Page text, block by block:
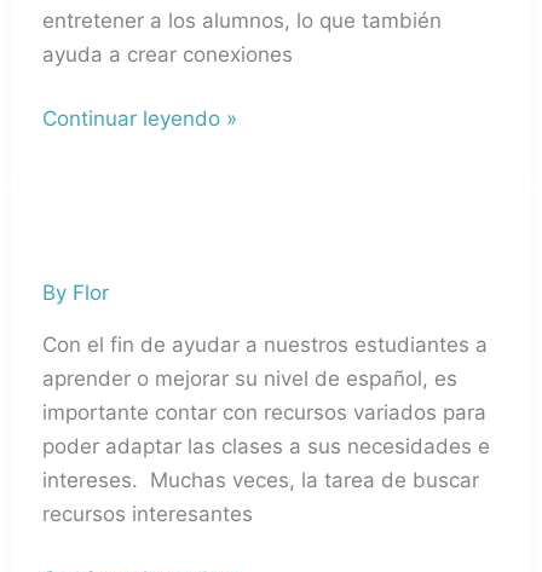
entretener a los alumnos, lo que también
ayuda a crear conexiones
español
Continuar leyendo »
By Flor
Con el fin de ayudar a nuestros estudiantes a
aprender o mejorar su nivel de español, es
importante contar con recursos variados para
poder adaptar las clases a sus necesidades e
intereses. Muchas veces, la tarea de buscar
recursos interesantes
Recursos
y
Materiales
para
Enseñar
Español